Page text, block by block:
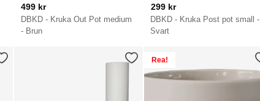
DBKD - Kruka Out Pot medium
- Brun
499 kr
DBKD - Kruka Post pot small -
Svart
299 kr
Rea!